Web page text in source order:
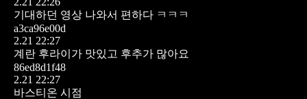
기대하던 영상 나와서 편하다 ㅋㅋㅋ
a3ca96e00d
2.21 22:27
계란 후라이가 맛있고 후추가 많아요
86ed8d1f48
2.21 22:27
바스티온 시점